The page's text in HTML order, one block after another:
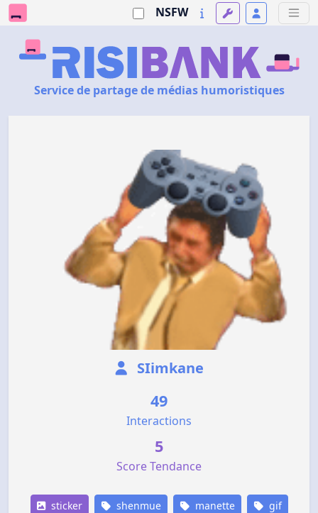
NSFW
Service de partage de médias humoristiques
SIimkane
49
Interactions
5
Score Tendance
sticker shenmue manette gif